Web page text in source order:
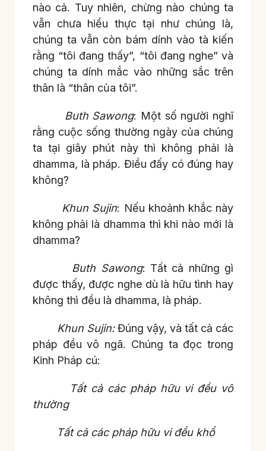
nào cả. Tuy nhiên, chừng nào chúng ta
vẫn chưa hiểu thực tại như chúng là,
chúng ta vẫn còn bám dính vào tà kiến
rằng “tôi đang thấy”, “tôi đang nghe” và
chúng ta dính mắc vào những sắc trên
thân là “thân của tôi”.
Buth Sawong: Một số người nghĩ
rằng cuộc sống thường ngày của chúng
ta tại giây phút này thì không phải là
dhamma, là pháp. Điều đấy có đúng hay
không?
Khun Sujin: Nếu khoảnh khắc này
không phải là dhamma thì khi nào mới là
dhamma?
Buth Sawong: Tất cả những gì
được thấy, được nghe dù là hữu tình hay
không thì đều là dhamma, là pháp.
Khun Sujin:Đúng vậy, và tất cả các
pháp đều vô ngã. Chúng ta đọc trong
Kinh Pháp cú:
Tất cả các pháp hữu vi đều vô
thường
Tất cả các pháp hữu vi đều khổ